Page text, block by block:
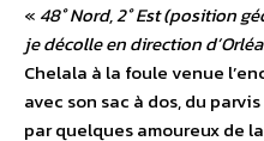
« 48° Nord, 2° Est (position
je décolle en direction
Chelala à la foule venue
avec son sac à dos, du
par quelques amoureux de